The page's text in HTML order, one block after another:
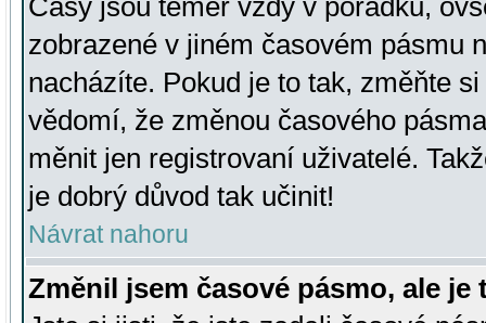
Časy jsou téměř vždy v pořádku,
zobrazené v jiném časovém pásmu
nacházíte. Pokud je to tak, změňte
vědomí, že změnou časového
měnit jen registrovaní uživatelé.
je dobrý důvod tak učinit!
Návrat nahoru
Změnil jsem časové pásmo, ale je